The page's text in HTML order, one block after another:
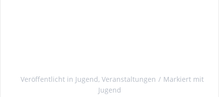
Veröffentlicht in Jugend, Veranstaltungen
Markiert mit
Jugend